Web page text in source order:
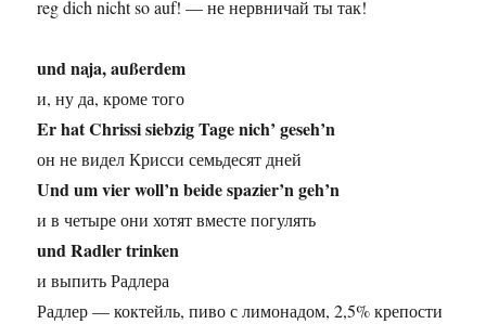
reg dich nicht so auf! — не нервничай ты так!
und naja, außerdem
и, ну да, кроме того
Er hat Chrissi siebzig Tage nich’ geseh’n
он не видел Крисси семьдесят дней
Und um vier woll’n beide spazier’n geh’n
и в четыре они хотят вместе погулять
und Radler trinken
и выпить Радлера
Радлер — коктейль, пиво с лимонадом, 2,5% крепости